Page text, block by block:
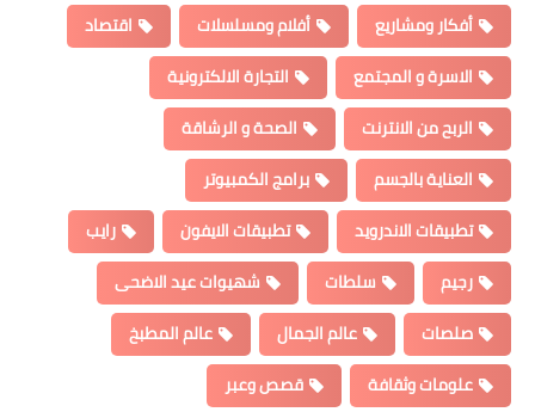
أفكار ومشاريع
أفلام ومسلسلات
اقتصاد
الاسرة و المجتمع
التجارة الالكترونية
الربح من الانترنت
الصحة و الرشاقة
العناية بالجسم
برامج الكمبيوتر
تطبيقات الاندرويد
تطبيقات الايفون
رايب
رجيم
سلطات
شهيوات عيد الاضحى
صلصات
عالم الجمال
عالم المطبخ
علومات وثقافة
قصص وعبر